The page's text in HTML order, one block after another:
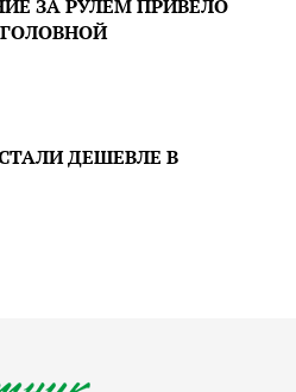
ЗА РУЛЕМ ПРИВЕЛО
ДЕШЕВЛЕ В